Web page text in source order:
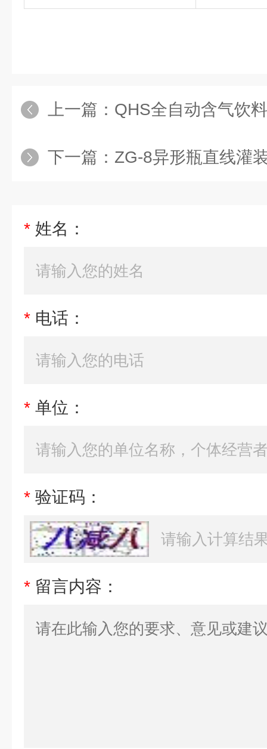
上一篇： QHS全自动含气饮
下一篇： ZG-8异形瓶直线灌装设
* 姓名：
* 电话：
* 单位：
* 验证码：
* 留言内容：